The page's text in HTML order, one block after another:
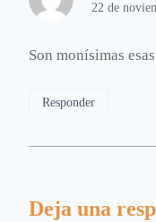
22 de
Son monísimas
Responder
Deja una